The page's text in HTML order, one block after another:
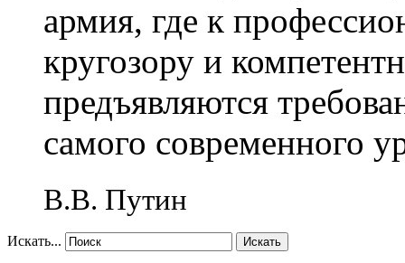
армия, где к
кругозору и
предъявляются
самого современного
В.В. Путин
Искать... Искать